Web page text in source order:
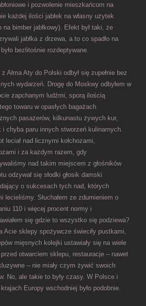
i pozwolenie mieszkańcom na
każdej ilości jabłek na własny użytek
na bimber jabłkowy). Efekt był taki, że
jabłka z drzewa, a to co spadło na
bezlitośnie rozdeptywane.
z Ałma Aty do Polski odbył się zupełnie bez
wydarzeń. Drogę do Moskwy odbyłem w
zapchanym ludźmi, sporą ilością
towaru w opasłych bagażach
pasażerów, kilkunastu żywych kur,
i chyba paru innych stworzeń kulinarnych.
leciał nad licznymi kołchozami,
i za każdym razem, gdy
nad takim miejscem z głośników
odzywał się słodki głosik damski
o sukcesach tych nad, których
lecieliśmy. Słuchałem ze zdumieniem o
110 i więcej procent normy i
się gdzie to wszystko się podziewa?
Acie sklepy spożywcze świeciły pustkami,
mięsnych kolejki ustawiały się na wiele
otwarciem sklepu, restauracje – nawet
– nie miały czym żywić swoich
No, ale takie to były czasy. W Polsce i
Europy wschodniej było podobnie.